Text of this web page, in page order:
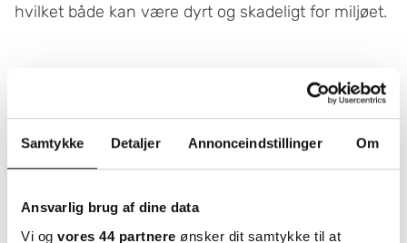
Samtykke Detaljer Annonceindstillinger Om
Ansvarlig brug af dine data
Vi og vores 44 partnere ønsker dit samtykke til at
hvilket både kan være dyrt og skadeligt for miljøet.
smarte løsninger og god organisering
pakkestationer kan I optimere pakkeprocessen. For